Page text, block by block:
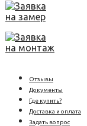
Заявка
на замер
Заявка
на монтаж
Отзывы
Документы
Где купить?
Доставка и оплата
Задать вопрос